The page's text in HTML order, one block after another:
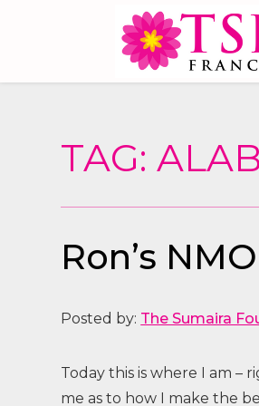
TAG:
Ron’s
Posted by: The Sumaira
Today this is where I am –
me as to how I make the